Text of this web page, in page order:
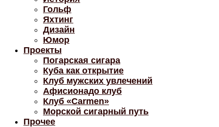
Гольф
Яхтинг
Дизайн
Юмор
Проекты
Погарская сигара
Куба как открытие
Клуб мужских увлечений
Афисионадо клуб
Клуб «Carmen»
Морской сигарный путь
Прочее